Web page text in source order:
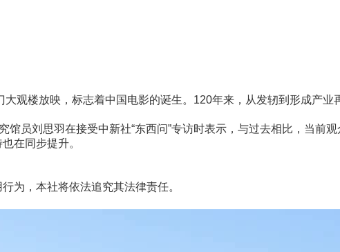
楼放映，标志着中国电影的诞生。120年来，从发轫到形成产业
刘思羽在接受中新社“东西问”专访时表示，与过去相比，当前
在同步提升。
为，本社将依法追究其法律责任。